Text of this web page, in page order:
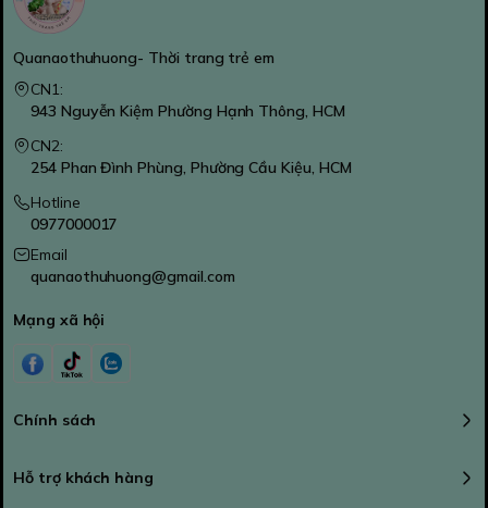
Quanaothuhuong- Thời trang trẻ em
CN1:
943 Nguyễn Kiệm Phường Hạnh Thông, HCM
CN2:
254 Phan Đình Phùng, Phường Cầu Kiệu, HCM
Hotline
0977000017
Email
quanaothuhuong@gmail.com
Mạng xã hội
Chính sách
Hỗ trợ khách hàng